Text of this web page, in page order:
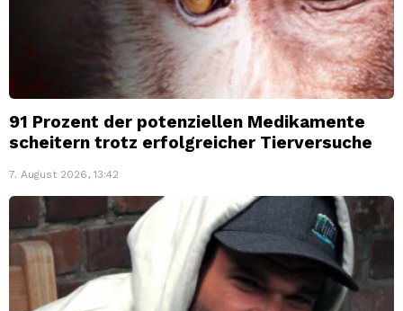
91 Prozent der potenziellen Medikamente
scheitern trotz erfolgreicher Tierversuche
7. August 2026, 13:42